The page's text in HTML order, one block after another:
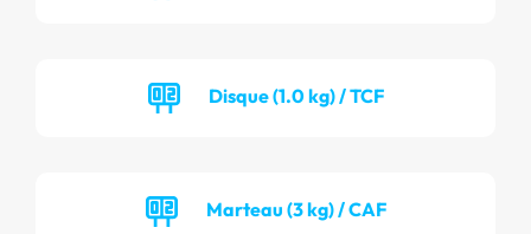
Disque (1.0 kg) / TCF
Marteau (3 kg) / CAF